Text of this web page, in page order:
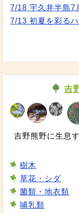
7/18 宇久井半島7
7/13 初夏を彩る
吉
吉野熊野に生息
樹木
草花・シダ
菌類・地衣類
哺乳類